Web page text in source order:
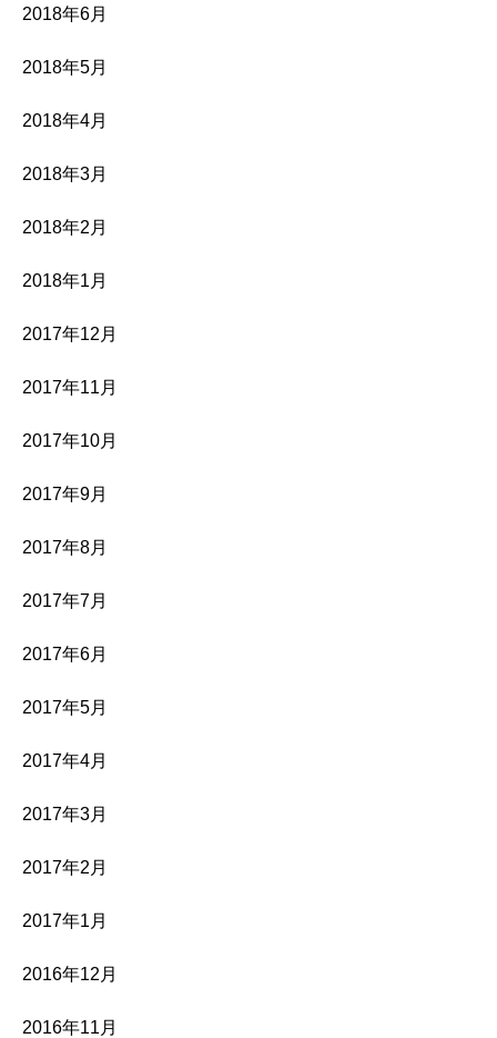
2018年6月
2018年5月
2018年4月
2018年3月
2018年2月
2018年1月
2017年12月
2017年11月
2017年10月
2017年9月
2017年8月
2017年7月
2017年6月
2017年5月
2017年4月
2017年3月
2017年2月
2017年1月
2016年12月
2016年11月